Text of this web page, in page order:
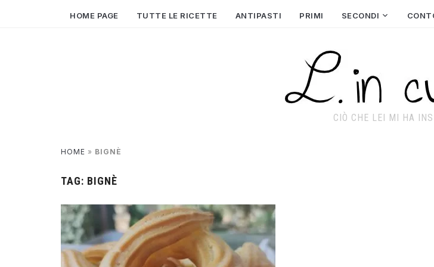
HOME PAGE TUTTE LE RICETTE ANTIPASTI PRIMI SECONDI
CIÒ CHE LEI MI HA
HOME » BIGNÈ
TAG: BIGNÈ